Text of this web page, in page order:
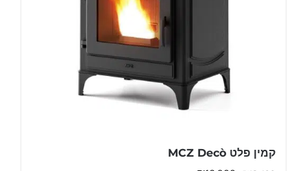
קמין פלט MCZ Decò